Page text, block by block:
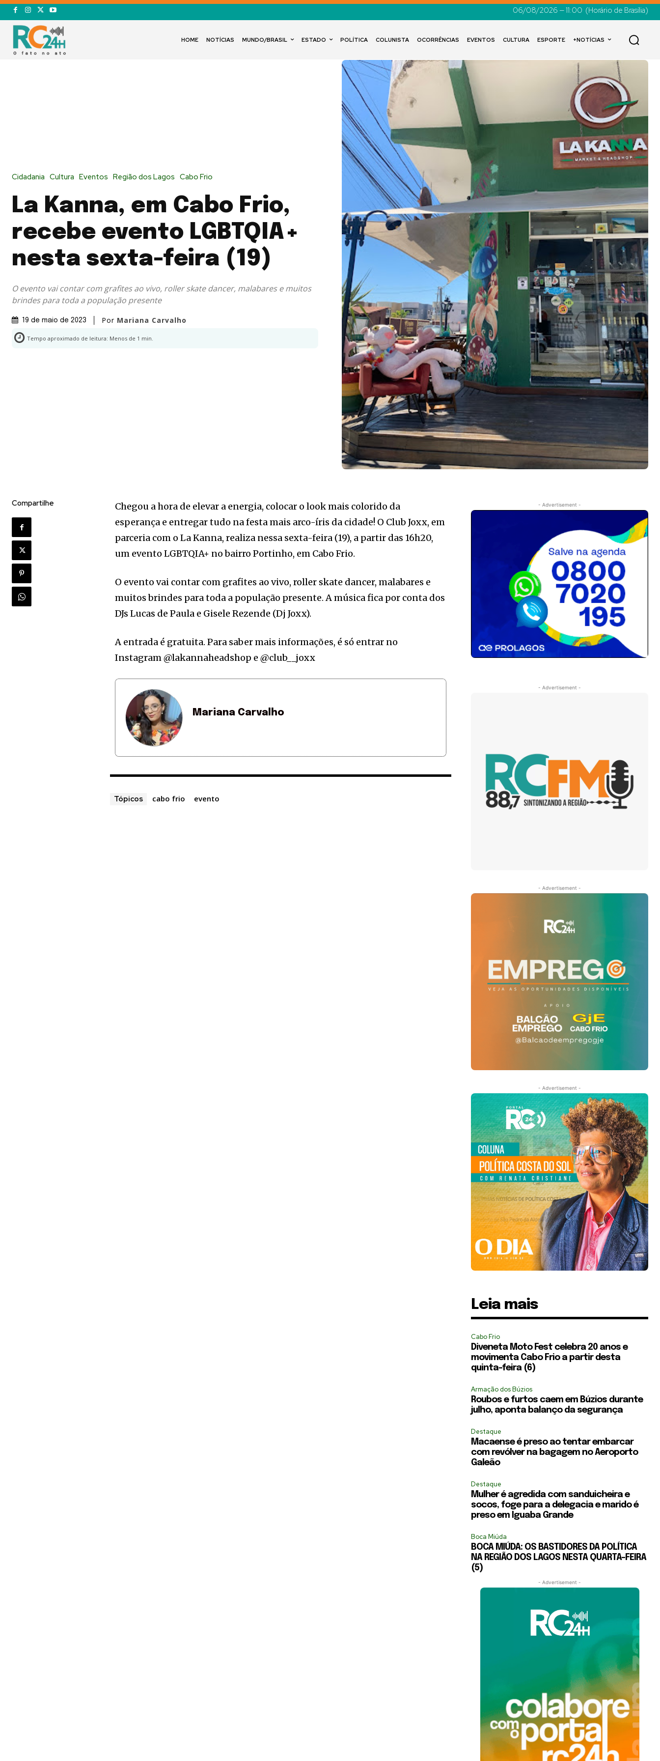
06/08/2026 — 11:00 (Horário de Brasília)
HOME NOTÍCIAS MUNDO/BRASIL ESTADO POLÍTICA COLUNISTA OCORRÊNCIAS EVENTOS CULTURA ESPORTE +NOTÍCIAS
Cidadania Cultura Eventos Região dos Lagos Cabo Frio
La Kanna, em Cabo Frio,
recebe evento LGBTQIA+
nesta sexta-feira (19)
O evento vai contar com grafites ao vivo, roller skate dancer, malabares e muitos
brindes para toda a população presente
19 de maio de 2023 Por Mariana Carvalho
Tempo aproximado de leitura: Menos de 1 min.
Compartilhe
Chegou a hora de elevar a energia, colocar o look mais colorido da
esperança e entregar tudo na festa mais arco-íris da cidade! O Club Joxx, em
parceria com o La Kanna, realiza nessa sexta-feira (19), a partir das 16h20,
um evento LGBTQIA+ no bairro Portinho, em Cabo Frio.
O evento vai contar com grafites ao vivo, roller skate dancer, malabares e
muitos brindes para toda a população presente. A música fica por conta dos
DJs Lucas de Paula e Gisele Rezende (Dj Joxx).
A entrada é gratuita. Para saber mais informações, é só entrar no
Instagram @lakannaheadshop e @club__joxx
Mariana Carvalho
Tópicos cabo frio evento
- Advertisement -
- Advertisement -
- Advertisement -
- Advertisement -
Leia mais
Cabo Frio
Diveneta Moto Fest celebra 20 anos e
movimenta Cabo Frio a partir desta
quinta-feira (6)
Armação dos Búzios
Roubos e furtos caem em Búzios durante
julho, aponta balanço da segurança
Destaque
Macaense é preso ao tentar embarcar
com revólver na bagagem no Aeroporto
Galeão
Destaque
Mulher é agredida com sanduicheira e
socos, foge para a delegacia e marido é
preso em Iguaba Grande
Boca Miúda
BOCA MIÚDA: OS BASTIDORES DA POLÍTICA
NA REGIÃO DOS LAGOS NESTA QUARTA-FEIRA
(5)
- Advertisement -